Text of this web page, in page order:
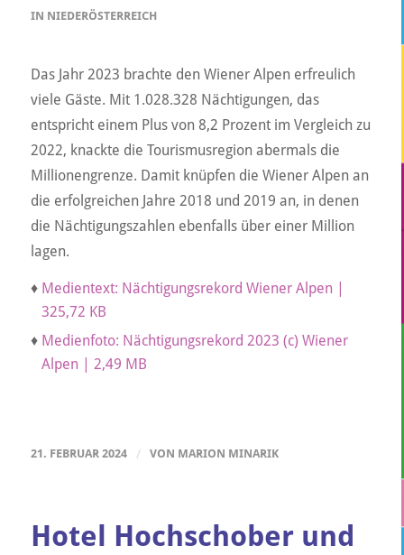
IN NIEDERÖSTERREICH
Das Jahr 2023 brachte den Wiener Alpen erfreulich
viele Gäste. Mit 1.028.328 Nächtigungen, das
entspricht einem Plus von 8,2 Prozent im Vergleich zu
2022, knackte die Tourismusregion abermals die
Millionengrenze. Damit knüpfen die Wiener Alpen an
die erfolgreichen Jahre 2018 und 2019 an, in denen
die Nächtigungszahlen ebenfalls über einer Million
lagen.
♦ Medientext: Nächtigungsrekord Wiener Alpen |
325,72 KB
♦ Medienfoto: Nächtigungsrekord 2023 (c) Wiener
Alpen | 2,49 MB
21. FEBRUAR 2024 / VON MARION MINARIK
Hotel Hochschober und